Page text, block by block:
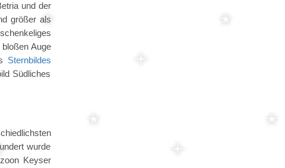
und der
größer als
Auge
Sternbildes
Südliches
wurde
Keyser